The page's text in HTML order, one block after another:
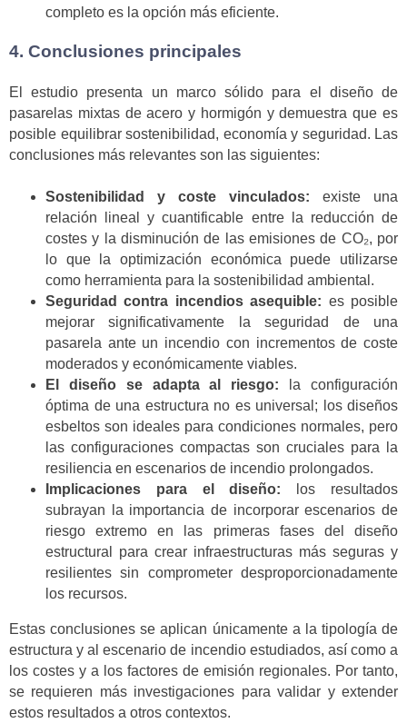
completo es la opción más eficiente.
4. Conclusiones principales
El estudio presenta un marco sólido para el diseño de
pasarelas mixtas de acero y hormigón y demuestra que es
posible equilibrar sostenibilidad, economía y seguridad. Las
conclusiones más relevantes son las siguientes:
Sostenibilidad y coste vinculados: existe una
relación lineal y cuantificable entre la reducción de
costes y la disminución de las emisiones de CO₂, por
lo que la optimización económica puede utilizarse
como herramienta para la sostenibilidad ambiental.
Seguridad contra incendios asequible: es posible
mejorar significativamente la seguridad de una
pasarela ante un incendio con incrementos de coste
moderados y económicamente viables.
El diseño se adapta al riesgo: la configuración
óptima de una estructura no es universal; los diseños
esbeltos son ideales para condiciones normales, pero
las configuraciones compactas son cruciales para la
resiliencia en escenarios de incendio prolongados.
Implicaciones para el diseño: los resultados
subrayan la importancia de incorporar escenarios de
riesgo extremo en las primeras fases del diseño
estructural para crear infraestructuras más seguras y
resilientes sin comprometer desproporcionadamente
los recursos.
Estas conclusiones se aplican únicamente a la tipología de
estructura y al escenario de incendio estudiados, así como a
los costes y a los factores de emisión regionales. Por tanto,
se requieren más investigaciones para validar y extender
estos resultados a otros contextos.